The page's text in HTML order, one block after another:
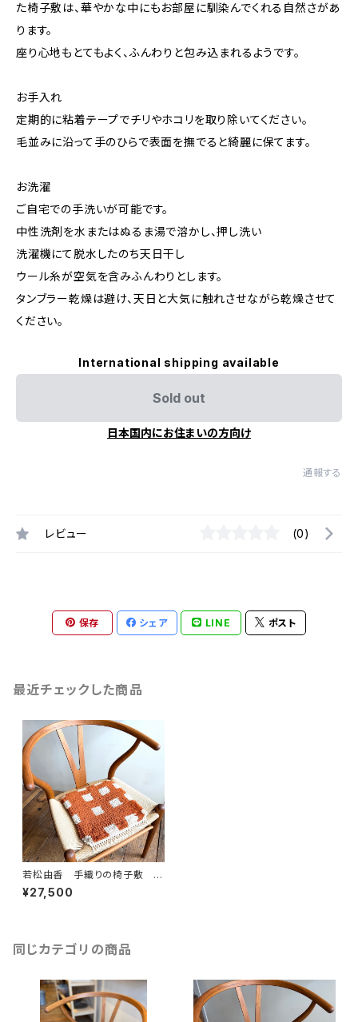
た椅子敷は、華やかな中にもお部屋に馴染んでくれる自然さがあ
ります。
座り心地もとてもよく、ふんわりと包み込まれるようです。
お手入れ
定期的に粘着テープでチリやホコリを取り除いてください。
毛並みに沿って手のひらで表面を撫でると綺麗に保てます。
お洗濯
ご自宅での手洗いが可能です。
中性洗剤を水またはぬるま湯で溶かし、押し洗い
洗濯機にて脱水したのち天日干し
ウール糸が空気を含みふんわりとします。
タンブラー乾燥は避け、天日と大気に触れさせながら乾燥させて
ください。
International shipping available
Sold out
日本国内にお住まいの方向け
通報する
レビュー (0)
保存 シェア LINE ポスト
最近チェックした商品
若松由香 手織りの椅子敷 新
色
¥27,500
同じカテゴリの商品